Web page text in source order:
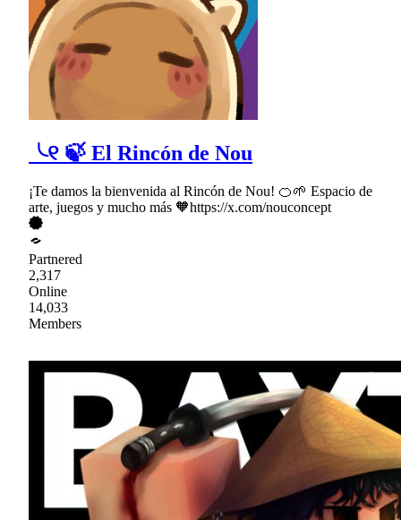
╰୧ 🍃 El Rincón de Nou
¡Te damos la bienvenida al Rincón de Nou! 🍊🌱 Espacio de
arte, juegos y mucho más 🧡https://x.com/nouconcept
Partnered
2,317
Online
14,033
Members